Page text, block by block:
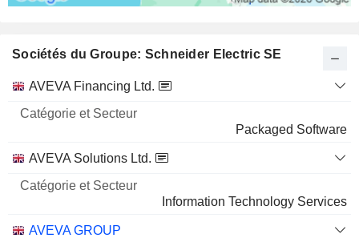
Sociétés du Groupe: Schneider Electric SE
Nom
Catégorie
Secteur
AVEVA Financing Ltd.
Packaged Software
AVEVA Solutions Ltd.
Information Technology Services
AVEVA GROUP